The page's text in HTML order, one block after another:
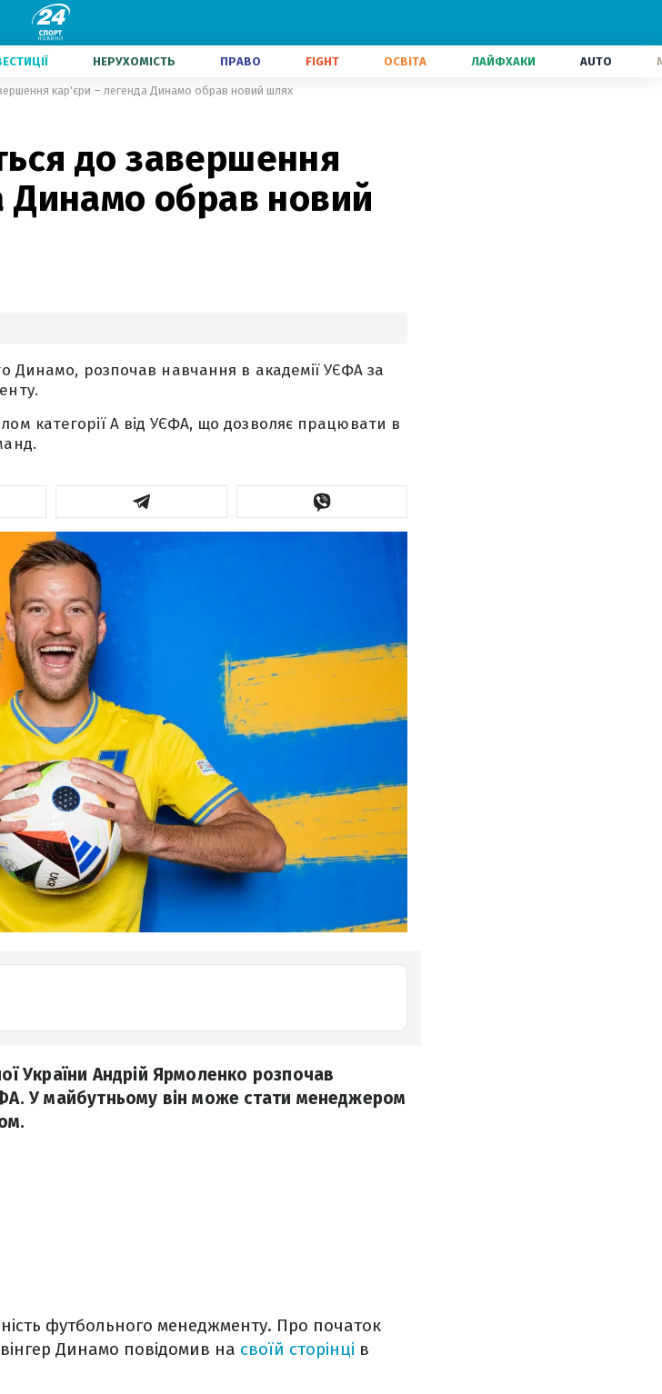
НЕРУХОМІСТЬ ПРАВО FIGHT ОСВІТА ЛАЙФХАКИ AUTO
кар'єри – легенда Динамо обрав новий шлях
до завершення
Динамо обрав новий
Динамо, розпочав навчання в академії УЄФА за
категорії A від УЄФА, що дозволяє працювати в
України Андрій Ярмоленко розпочав
У майбутньому він може стати менеджером
футбольного менеджменту. Про початок
Динамо повідомив на своїй сторінці в